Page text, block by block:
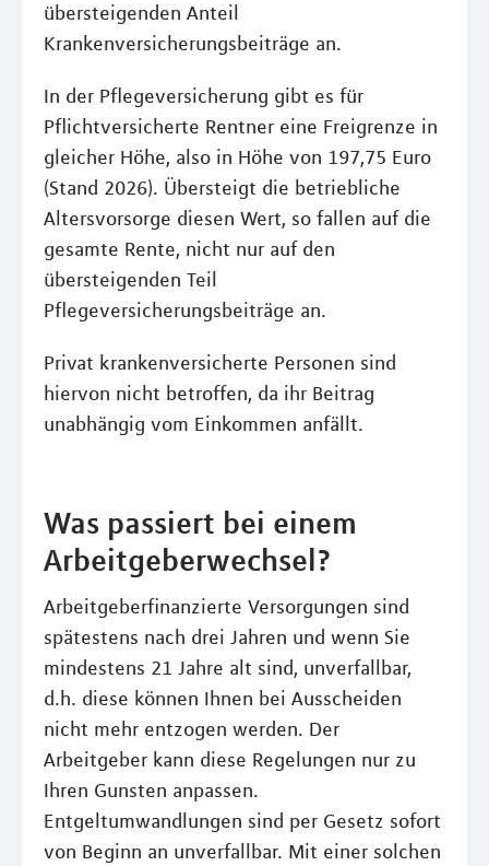
übersteigenden Anteil
Krankenversicherungsbeiträge an.
In der Pflegeversicherung gibt es für
Pflichtversicherte Rentner eine Freigrenze in
gleicher Höhe, also in Höhe von 197,75 Euro
(Stand 2026). Übersteigt die betriebliche
Altersvorsorge diesen Wert, so fallen auf die
gesamte Rente, nicht nur auf den
übersteigenden Teil
Pflegeversicherungsbeiträge an.
Privat krankenversicherte Personen sind
hiervon nicht betroffen, da ihr Beitrag
unabhängig vom Einkommen anfällt.
Was passiert bei einem
Arbeitgeberwechsel?
Arbeitgeberfinanzierte Versorgungen sind
spätestens nach drei Jahren und wenn Sie
mindestens 21 Jahre alt sind, unverfallbar,
d.h. diese können Ihnen bei Ausscheiden
nicht mehr entzogen werden. Der
Arbeitgeber kann diese Regelungen nur zu
Ihren Gunsten anpassen.
Entgeltumwandlungen sind per Gesetz sofort
von Beginn an unverfallbar. Mit einer solchen